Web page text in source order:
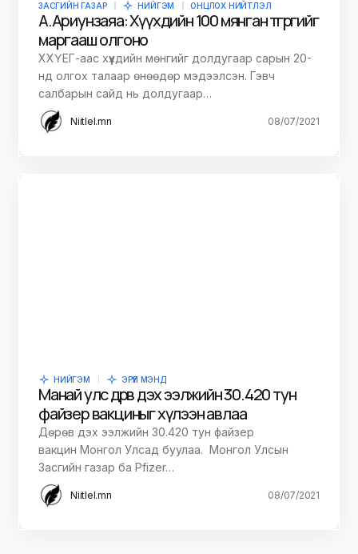
ЗАСГИЙН ГАЗАР НИЙГЭМ ОНЦЛОХ НИЙТЛЭЛ
А.Ариунзаяа: Хүүхдийн 100 мянган төгрөгийг
маргааш олгоно
ХХҮЕГ-аас хүүхдийн мөнгийг долдугаар сарын 20-
нд олгох талаар өнөөдөр мэдээлсэн. Гэвч
салбарын сайд нь долдугаар…
Niitlel.mn 08/07/2021
НИЙГЭМ ЭРҮҮЛ МЭНД
Манай улс дөрөв дэх ээлжийн 30.420 тун
файзер вакциныг хүлээн авлаа
Дөрөв дэх ээлжийн 30.420 тун файзер
вакцин Монгол Улсад буулаа. Монгол Улсын
Засгийн газар ба Pfizer…
Niitlel.mn 08/07/2021